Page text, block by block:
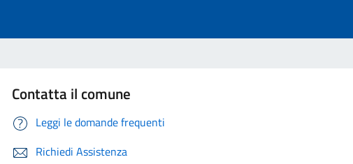
Contatta il comune
Leggi le domande frequenti
Richiedi Assistenza